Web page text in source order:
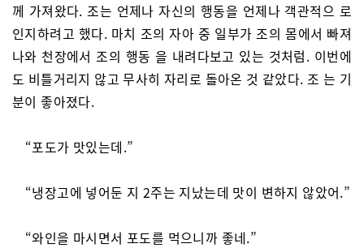
께 가져왔다. 조는 언제나 자신의 행동을 언제나 객관적으 로
인지하려고 했다. 마치 조의 자아 중 일부가 조의 몸에서 빠져
나와 천장에서 조의 행동 을 내려다보고 있는 것처럼. 이번에
도 비틀거리지 않고 무사히 자리로 돌아온 것 같았다. 조 는 기
분이 좋아졌다.
“포도가 맛있는데.”
“냉장고에 넣어둔 지 2주는 지났는데 맛이 변하지 않았어.”
“와인을 마시면서 포도를 먹으니까 좋네.”